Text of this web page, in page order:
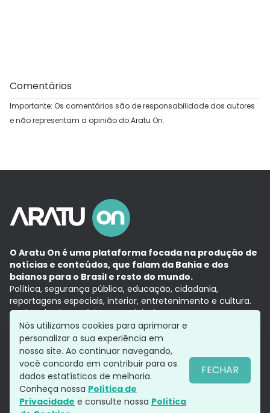
Comentários
Importante: Os comentários são de responsabilidade dos autores
e não representam a opinião do Aratu On.
O Aratu On é uma plataforma focada na produção de
notícias e conteúdos, que falam da Bahia e dos
baianos para o Brasil e resto do mundo.
Política, segurança pública, educação, cidadania,
reportagens especiais, interior, entretenimento e cultura.
Aqui, tudo vira notícia e a notícia é no tempo presente,
com a credibilidade do Grupo Aratu.
Grupo Aratu
Política de privacidade
Siga-nos
Nós utilizamos cookies para aprimorar e
personalizar a sua experiência em
nosso site. Ao continuar navegando,
você concorda em contribuir para os
dados estatísticos de melhoria.
Conheça nossa Política de
Privacidade e consulte nossa Política
FECHAR